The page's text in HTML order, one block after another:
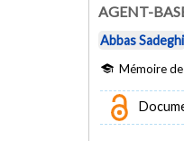
AGENT-
Abbas Sadeghi
Mémoire